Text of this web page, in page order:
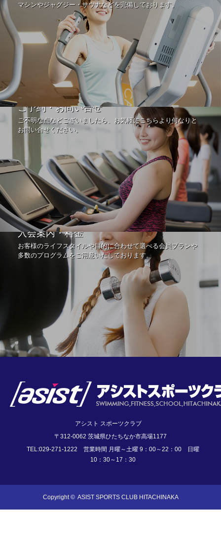
マシンやジャグジー・サウナなどを完備しております。
ご予約・お問い合せ
ご不明な点などございましたら、お気軽にこちらより何なりと
お問い合せください。
入会案内・料金
お客様のライフスタイルや目的に合わせて選べる会員プランや
多数のプログラムをご用意いたしております。
アシスト スポーツクラブ
〒312-0062 茨城県ひたちなか市高場1177
TEL:029-271-1222 営業時間 月曜～土曜 9：00～22：00 日曜
10：30～17：30
Copyright © ASIST SPORTS CLUB HITACHINAKA